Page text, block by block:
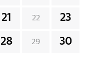
21 22 23
28 29 30